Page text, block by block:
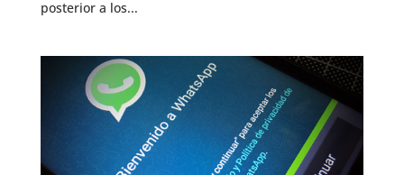
posterior a los...